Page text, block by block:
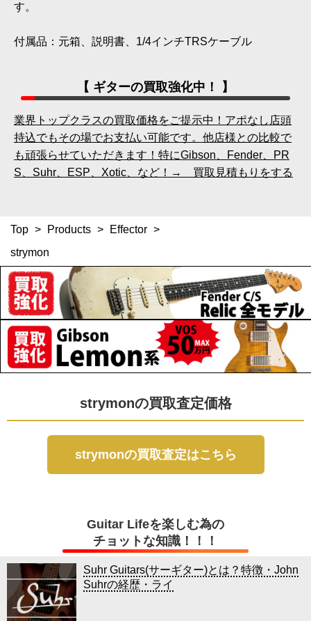
す。
付属品：元箱、説明書、1/4インチTRSケーブル
【 ギターの買取強化中！ 】
業界トップクラスの買取価格をご提示中！アポなし店頭
持込でもその場でお支払い可能です。他店様との比較で
も頑張らせていただきます！特にGibson、Fender、PR
S、Suhr、ESP、Xotic、など！→ 買取見積もりをする
Top > Products > Effector >
strymon
strymonの買取査定価格
strymonの買取査定はこちら
Guitar Lifeを楽しむ為の
チョットな知識！！！
Suhr Guitars(サーギター)とは？特徴・John
Suhrの経歴・ライ